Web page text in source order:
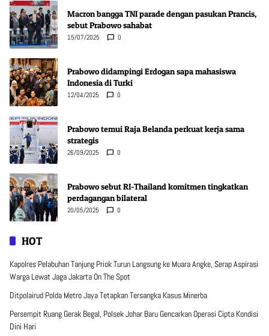
Macron bangga TNI parade dengan pasukan Prancis,
sebut Prabowo sahabat
15/07/2025 0
Prabowo didampingi Erdogan sapa mahasiswa
Indonesia di Turki
12/04/2025 0
Prabowo temui Raja Belanda perkuat kerja sama
strategis
26/09/2025 0
Prabowo sebut RI-Thailand komitmen tingkatkan
perdagangan bilateral
20/05/2025 0
HOT
Kapolres Pelabuhan Tanjung Priok Turun Langsung ke Muara Angke, Serap Aspirasi
Warga Lewat Jaga Jakarta On The Spot
Ditpolairud Polda Metro Jaya Tetapkan Tersangka Kasus Minerba
Persempit Ruang Gerak Begal, Polsek Johar Baru Gencarkan Operasi Cipta Kondisi
Dini Hari